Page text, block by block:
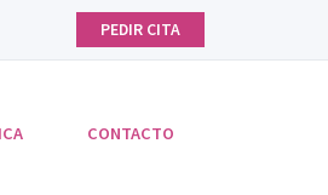
PEDIR CITA
CONTACTO